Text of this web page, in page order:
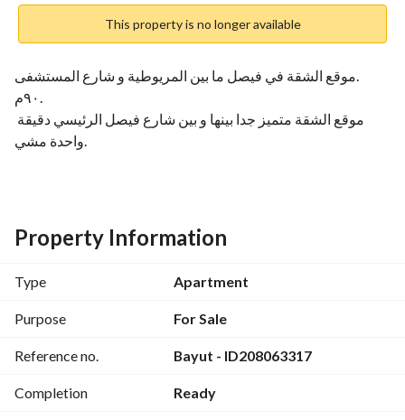
This property is no longer available
موقع الشقة في فيصل ما بين المريوطية و شارع المستشفى.
٩٠م.
واحدة مشي.
View Contact Detail
View Contact Detail #( View Contact Detail
Property Information
Type Apartment
Purpose For Sale
Reference no. Bayut - ID208063317
Completion Ready